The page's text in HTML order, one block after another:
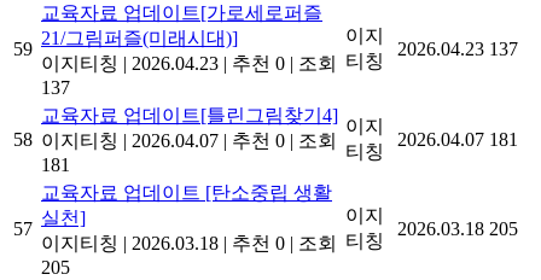
59
교육자료 업데이트[가로세로퍼즐
21/그림퍼즐(미래시대)]
이지티칭 | 2026.04.23 | 추천 0 | 조회
137
이지
티칭
2026.04.23 137
58
교육자료 업데이트[틀린그림찾기4]
이지티칭 | 2026.04.07 | 추천 0 | 조회
181
이지
티칭
2026.04.07 181
57
교육자료 업데이트 [탄소중립 생활
실천]
이지티칭 | 2026.03.18 | 추천 0 | 조회
205
이지
티칭
2026.03.18 205